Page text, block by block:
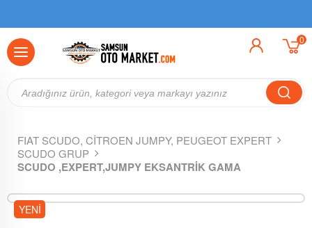
0
FIAT SCUDO, CİTROEN JUMPY, PEUGEOT EXPERT
SCUDO GRUP
SCUDO ,EXPERT,JUMPY EKSANTRİK GAMA
YENI